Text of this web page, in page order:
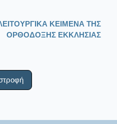
ΚΕΙΜΕΝΑ ΤΗΣ
ΟΡΘΟΔΟΞΗΣ ΕΚΚΛΗΣΙΑΣ